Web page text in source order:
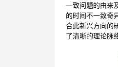
一致问题的由来
的时间不一致奇
合此新兴方向的
了清晰的理论脉